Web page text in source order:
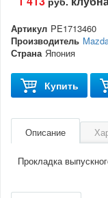
Артикул PE1713460
Производитель
Страна Япония
Купить
Описание
Прокладка